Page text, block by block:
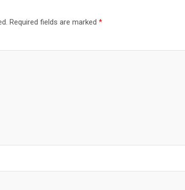
Required fields are marked *